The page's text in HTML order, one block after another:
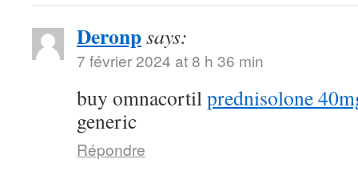
Deronpsays:
7 février 2024 at 8 h 36 min
buy omnacortilprednisolone
generic
Répondre